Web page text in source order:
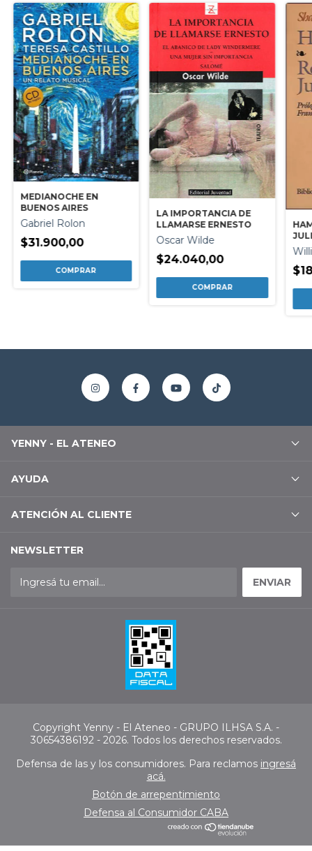
MEDIANOCHE EN
BUENOS AIRES
Gabriel Rolon
$31.900,00
LA IMPORTANCIA DE
LLAMARSE ERNESTO
Oscar Wilde
$24.040,00
YENNY - EL ATENEO
AYUDA
ATENCIÓN AL CLIENTE
NEWSLETTER
Copyright Yenny - El Ateneo - GRUPO ILHSA S.A. -
30654386192 - 2026. Todos los derechos reservados.
Defensa de las y los consumidores. Para reclamos ingresá
acá.
Botón de arrepentimiento
Defensa al Consumidor CABA